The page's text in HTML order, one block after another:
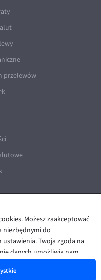
Możesz zaakceptować
niezbędnymi do
Twoja zgoda na
danych umożliwia nam
Ci
informacji znajdziesz w naszej
przelewów
Regulaminy
|
Deklaracja dostępności